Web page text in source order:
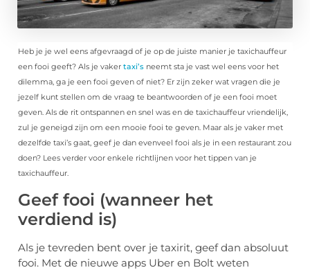
Heb je je wel eens afgevraagd of je op de juiste manier je taxichauffeur
een fooi geeft? Als je vaker taxi’s neemt sta je vast wel eens voor het
dilemma, ga je een fooi geven of niet? Er zijn zeker wat vragen die je
jezelf kunt stellen om de vraag te beantwoorden of je een fooi moet
geven. Als de rit ontspannen en snel was en de taxichauffeur vriendelijk,
zul je geneigd zijn om een mooie fooi te geven. Maar als je vaker met
dezelfde taxi’s gaat, geef je dan evenveel fooi als je in een restaurant zou
doen? Lees verder voor enkele richtlijnen voor het tippen van je
taxichauffeur.
Geef fooi (wanneer het
verdiend is)
Als je tevreden bent over je taxirit, geef dan absoluut
fooi. Met de nieuwe apps Uber en Bolt weten